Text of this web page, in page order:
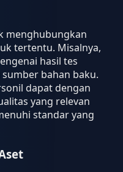
menghubungkan
tertentu. Misalnya,
hasil tes
bahan baku.
dapat dengan
yang relevan
standar yang